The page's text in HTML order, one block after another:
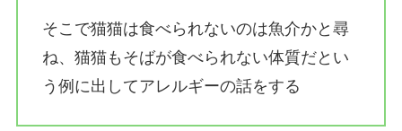
そこで猫猫は食べられないのは魚介かと尋
ね、猫猫もそばが食べられない体質だとい
う例に出してアレルギーの話をする